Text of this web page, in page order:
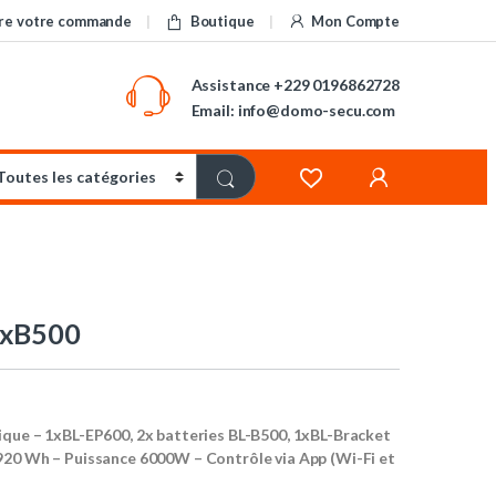
votre commande Boutique Mon Compte
Assistance +229 0196862728
Email: info@domo-secu.com
– 1xBL-EP600, 2x batteries BL-B500, 1xBL-Bracket
Wh – Puissance 6000W – Contrôle via App (Wi-Fi et